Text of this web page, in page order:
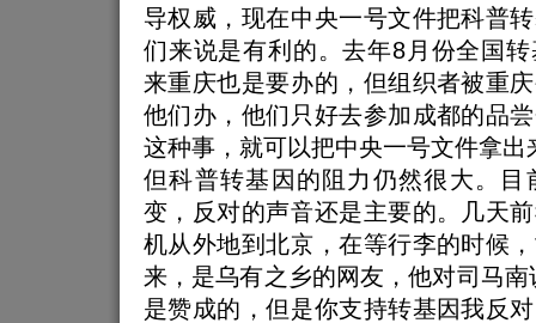
导权威，现在中央一号文件把科普
们来说是有利的。去年8月份全国
来重庆也是要办的，但组织者被重
他们办，他们只好去参加成都的品
这种事，就可以把中央一号文件拿出
但科普转基因的阻力仍然很大。目
变，反对的声音还是主要的。几天
机从外地到北京，在等行李的时候
来，是乌有之乡的网友，他对司马南
是赞成的，但是你支持转基因我反